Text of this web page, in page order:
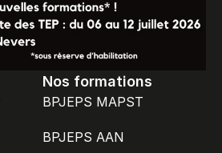
Nos formations
BPJEPS MAPST
BPJEPS AAN